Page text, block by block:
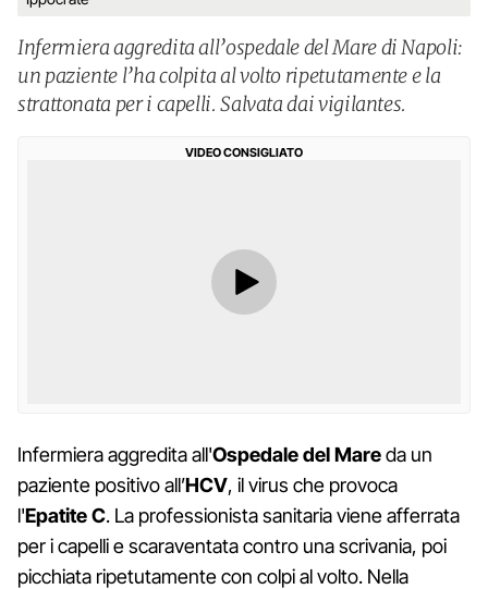
Infermiera aggredita all’ospedale del Mare di Napoli:
un paziente l’ha colpita al volto ripetutamente e la
strattonata per i capelli. Salvata dai vigilantes.
VIDEO CONSIGLIATO
Infermiera aggredita all'Ospedale del Mareda un
paziente positivo all’HCV, il virus che provoca
l'Epatite C. La professionista sanitaria viene afferrata
per i capelli e scaraventata contro una scrivania, poi
picchiata ripetutamente con colpi al volto. Nella